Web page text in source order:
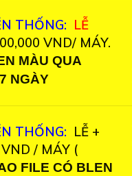
THỐNG: LỄ
VND/ MÁY.
MÀU QUA
NGÀY
THỐNG: LỄ +
/ MÁY (
FILE CÓ BLEN